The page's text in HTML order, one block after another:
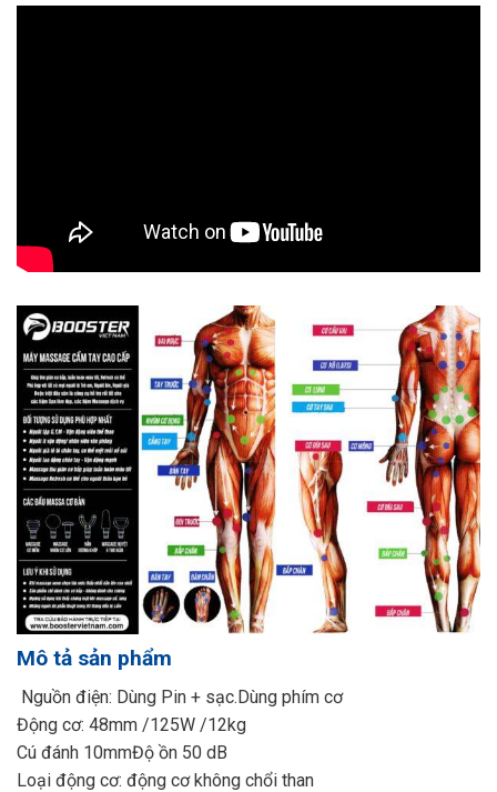
Mô tả sản phẩm
Nguồn điện: Dùng Pin + sạc.Dùng phím cơ
Động cơ: 48mm /125W /12kg
Cú đánh 10mmĐộ ồn 50 dB
Loại động cơ: động cơ không chổi than